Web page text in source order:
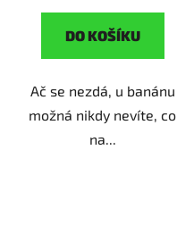
DO KOŠÍKU
Ač se nezdá, u banánu
možná nikdy nevíte, co
na...